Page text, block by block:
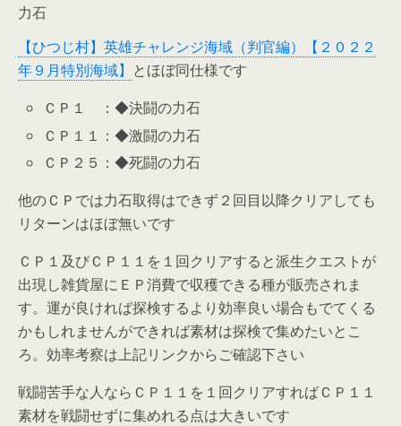
力石
【ひつじ村】英雄チャレンジ海域（判官編）【２０２２
年９月特別海域】 とほぼ同仕様です
ＣＰ１ ：◆決闘の力石
ＣＰ１１：◆激闘の力石
ＣＰ２５：◆死闘の力石
他のＣＰでは力石取得はできず２回目以降クリアしても
リターンはほぼ無いです
ＣＰ１及びＣＰ１１を１回クリアすると派生クエストが
出現し雑貨屋にＥＰ消費で収穫できる種が販売されま
す。運が良ければ探検するより効率良い場合もでてくる
かもしれませんができれば素材は探検で集めたいとこ
ろ。効率考察は上記リンクからご確認下さい
戦闘苦手な人ならＣＰ１１を１回クリアすればＣＰ１１
素材を戦闘せずに集めれる点は大きいです